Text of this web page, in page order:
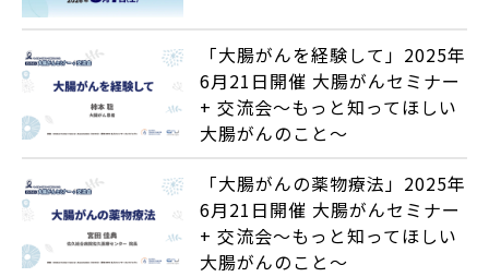
「大腸がんを経験して」2025年
6月21日開催 大腸がんセミナー
+ 交流会～もっと知ってほしい
大腸がんのこと～
「大腸がんの薬物療法」2025年
6月21日開催 大腸がんセミナー
+ 交流会～もっと知ってほしい
大腸がんのこと～